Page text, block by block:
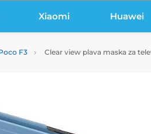
Xiaomi Huawei
F3 Clear view plava maska za